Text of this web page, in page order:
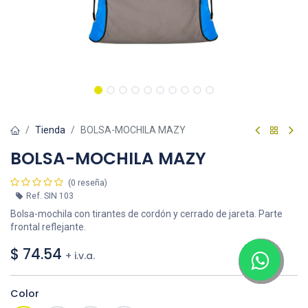
Tienda BOLSA-MOCHILA MAZY
BOLSA-MOCHILA MAZY
(0 reseña)
Ref. SIN 103
Bolsa-mochila con tirantes de cordón y cerrado de jareta. Parte
frontal reflejante.
$ 74.54 + i.v.a.
Color